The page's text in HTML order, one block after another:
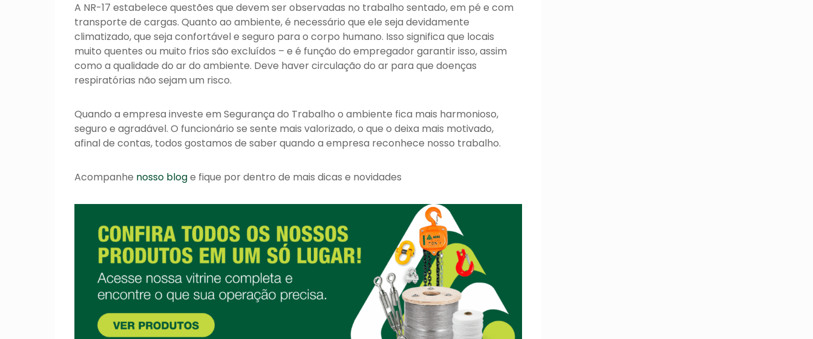
A NR-17 estabelece questões que devem ser observadas no trabalho sentado, em pé e com
transporte de cargas. Quanto ao ambiente, é necessário que ele seja devidamente
climatizado, que seja confortável e seguro para o corpo humano. Isso significa que locais
muito quentes ou muito frios são excluídos – e é função do empregador garantir isso, assim
como a qualidade do ar do ambiente. Deve haver circulação do ar para que doenças
respiratórias não sejam um risco.
Quando a empresa investe em Segurança do Trabalho o ambiente fica mais harmonioso,
seguro e agradável. O funcionário se sente mais valorizado, o que o deixa mais motivado,
afinal de contas, todos gostamos de saber quando a empresa reconhece nosso trabalho.
Acompanhe nosso bloge fique por dentro de mais dicas e novidades